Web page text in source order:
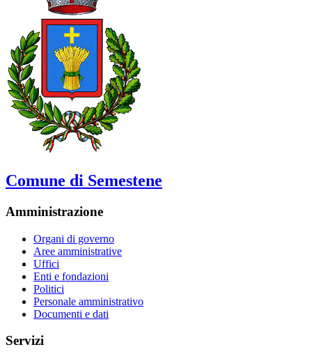
Comune di Semestene
Amministrazione
Organi di governo
Aree amministrative
Uffici
Enti e fondazioni
Politici
Personale amministrativo
Documenti e dati
Servizi